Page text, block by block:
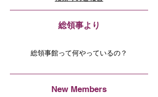
総領事より
総領事館って何やっているの？
New Members